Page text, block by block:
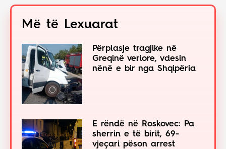
Më të Lexuarat
Përplasje tragjike në
Greqinë veriore, vdesin
nënë e bir nga Shqipëria
E rëndë në Roskovec: Pa
sherrin e të birit, 69-
vjeçari pëson arrest